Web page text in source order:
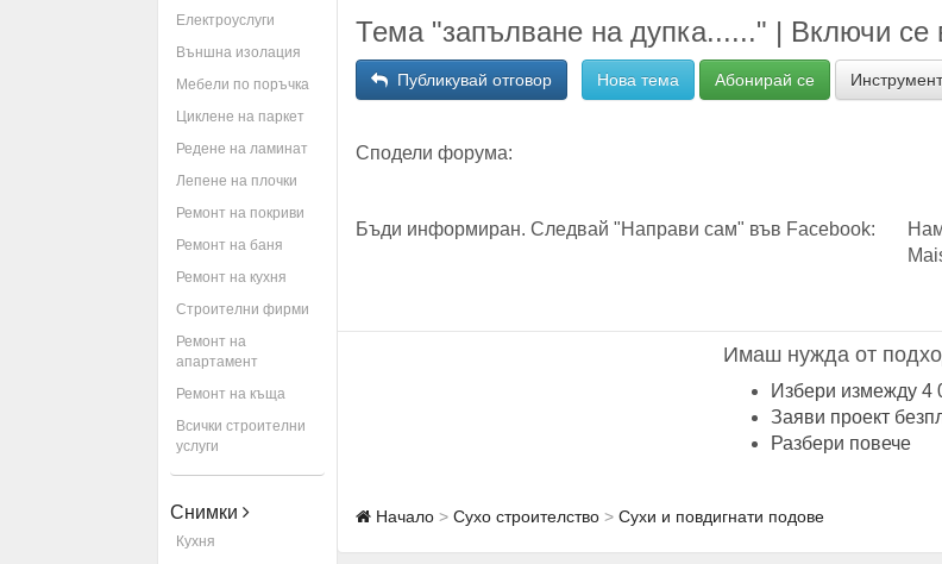
Електроуслуги
Външна изолация
Мебели по поръчка
Циклене на паркет
Редене на ламинат
Лепене на плочки
Ремонт на покриви
Ремонт на баня
Ремонт на кухня
Строителни фирми
Ремонт на
апартамент
Ремонт на къща
Всички строителни
услуги
Снимки
Кухня
Тема "запълване на дупка......" | Включи се
Публикувай отговор Нова тема Абонирай се
Сподели форума:
Бъди информиран. Следвай "Направи сам" във Facebook:
Имаш нужда от
Избери измежду 4
Заяви проект
Разбери повече
Начало Сухо строителство Сухи и повдигнати подове